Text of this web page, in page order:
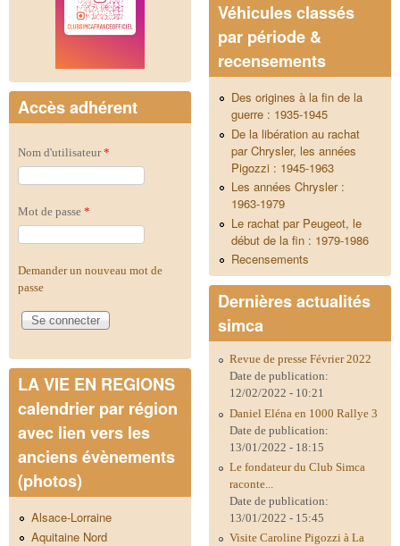
Accès adhérent
Nom d'utilisateur*
Mot de passe *
Demander un nouveau mot de
passe
LA VIE EN REGIONS
calendrier par région
avec lien vers les
anciens évènements
(photos)
Alsace-Lorraine
Aquitaine Nord
Véhicules classés
par période &
recensements
Des origines à la fin de la
guerre : 1935-1945
De la libération au rachat
par Chrysler, les années
Pigozzi : 1945-1963
Les années Chrysler :
1963-1979
Le rachat par Peugeot, le
début de la fin : 1979-1986
Recensements
Dernières actualités
simca
Revue de presse Février 2022
Date de publication:
12/02/2022 - 10:21
Daniel Eléna en 1000 Rallye 3
Date de publication:
13/01/2022 - 18:15
Le fondateur du Club Simca
raconte...
Date de publication:
13/01/2022 - 15:45
Visite Caroline Pigozzi à La